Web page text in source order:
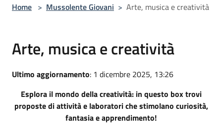
Home > Mussolente Giovani > Arte, musica e creatività
Arte, musica e creatività
Ultimo aggiornamento: 1 dicembre 2025, 13:26
Esplora il mondo della creatività: in questo box trovi
proposte di attività e laboratori che stimolano curiosità,
fantasia e apprendimento!